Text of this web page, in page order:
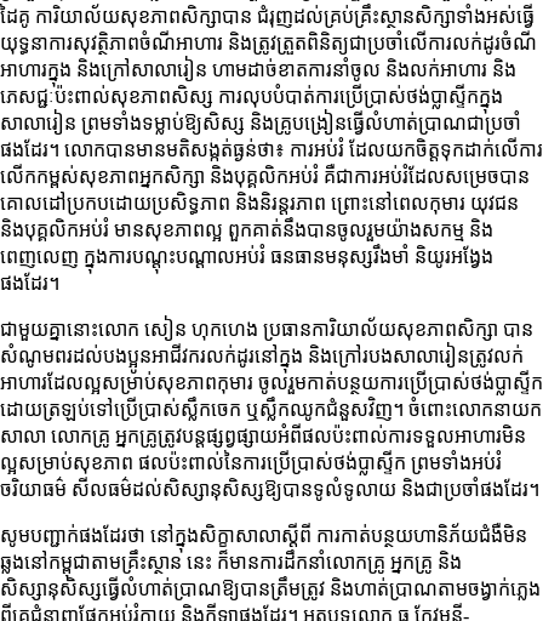
ដៃគូ ការិយាល័យសុខភាពសិក្សាបាន ជំរុញដល់គ្រប់គ្រឹះស្ថានសិក្សាទាំងអស់ធ្វើ
យុទ្ធនាការសុវត្ថិភាពចំណីអាហារ និងត្រូវត្រួតពិនិត្យជាប្រចាំលើការលក់ដូរចំណី
អាហារក្នុង និងក្រៅសាលារៀន ហាមដាច់ខាតការនាំចូល និងលក់អាហារ និង
ភេសជ្ជៈប៉ះពាល់សុខភាពសិស្ស ការលុបបំបាត់ការប្រើប្រាស់ថង់ប្លាស្ទីកក្នុង
សាលារៀន ព្រមទាំងទម្លាប់ឱ្យសិស្ស និងគ្រូបង្រៀនធ្វើលំហាត់ប្រាណជាប្រចាំ
ផងដែរ។ លោកបានមានមតិសង្កត់ធ្ងន់ថា៖ ការអប់រំ ដែលយកចិត្តទុកដាក់លើការ
លើកកម្ពស់សុខភាពអ្នកសិក្សា និងបុគ្គលិកអប់រំ គឺជាការអប់រំដែលសម្រេចបាន
គោលដៅប្រកបដោយប្រសិទ្ធភាព និងនិរន្តរភាព ព្រោះនៅពេលកុមារ យុវជន
និងបុគ្គលិកអប់រំ មានសុខភាពល្អ ពួកគាត់នឹងបានចូលរួមយ៉ាងសកម្ម និង
ពេញលេញ ក្នុងការបណ្ដុះបណ្ដាលអប់រំ ធនធានមនុស្សរឹងមាំ និយូរអង្វែង
ផងដែរ។
ជាមួយគ្នានោះលោក សៀន ហុកហេង ប្រធានការិយាល័យសុខភាពសិក្សា បាន
សំណូមពរដល់បងប្អូនអាជីវករលក់ដូរនៅក្នុង និងក្រៅរបងសាលារៀនត្រូវលក់
អាហារដែលល្អសម្រាប់សុខភាពកុមារ ចូលរួមកាត់បន្ថយការប្រើប្រាស់ថង់ប្លាស្ទីក
ដោយត្រឡប់ទៅប្រើប្រាស់ស្លឹកចេក ឬស្លឹកឈូកជំនួសវិញ។ ចំពោះលោកនាយក
សាលា លោកគ្រូ អ្នកគ្រូត្រូវបន្តផ្សព្វផ្សាយអំពីផលប៉ះពាល់ការទទួលអាហារមិន
ល្អសម្រាប់សុខភាព ផលប៉ះពាល់នៃការប្រើប្រាស់ថង់ប្លាស្ទីក ព្រមទាំងអប់រំ
ចរិយាធម៌ សីលធម៌ដល់សិស្សានុសិស្សឱ្យបានទូលំទូលាយ និងជាប្រចាំផងដែរ។
សូមបញ្ជាក់ផងដែរថា នៅក្នុងសិក្ខាសាលាស្ដីពី ការកាត់បន្ថយហានិភ័យជំងឺមិន
ឆ្លងនៅកម្ពុជាតាមគ្រឹះស្ថាន នេះ ក៏មានការដឹកនាំលោកគ្រូ អ្នកគ្រូ និង
សិស្សានុសិស្សធ្វើលំហាត់ប្រាណឱ្យបានត្រឹមត្រូវ និងហាត់ប្រាណតាមចង្វាក់ភ្លេង
ពីគ្រូជំនាញផ្នែកអប់រំកាយ និងកីឡាផងដែរ។ អត្ថបទលោក ធូ កែវមុន្នី-